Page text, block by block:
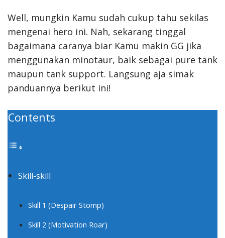
Well, mungkin Kamu sudah cukup tahu sekilas
mengenai hero ini. Nah, sekarang tinggal
bagaimana caranya biar Kamu makin GG jika
menggunakan minotaur, baik sebagai pure tank
maupun tank support. Langsung aja simak
panduannya berikut ini!
Contents
Skill-skill
Skill 1 (Despair Stomp)
Skill 2 (Motivation Roar)